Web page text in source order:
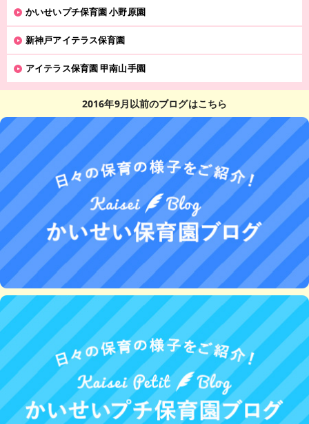
かいせいプチ保育園 小野原園
新神戸アイテラス保育園
アイテラス保育園 甲南山手園
2016年9月以前のブログはこちら